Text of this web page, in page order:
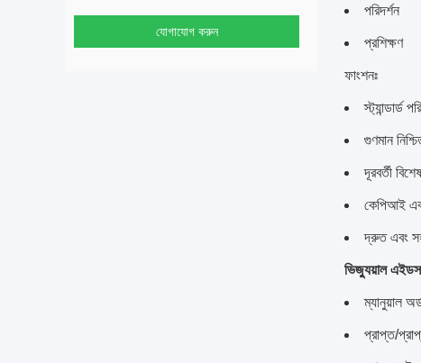
যোগাযোগ করুন
পরিদর্শন
প্রশিক্ষণ
ফাংশনঃ
স্ট্যান্ডার্ড
গুণমান
দূরবর্তী
কেপিআই
দ্রুত এবং
ভিজ্যুয়াল
ম্যানুয়াল
প্রাপ্ত/